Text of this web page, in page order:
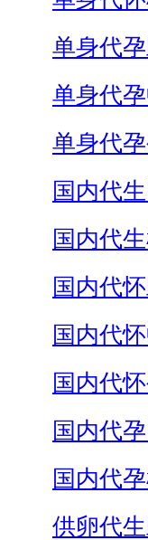
单身代
单身代
单身代孕
国内代
国内代
国内代
国内代
国内代
国内代
国内代
供卵代